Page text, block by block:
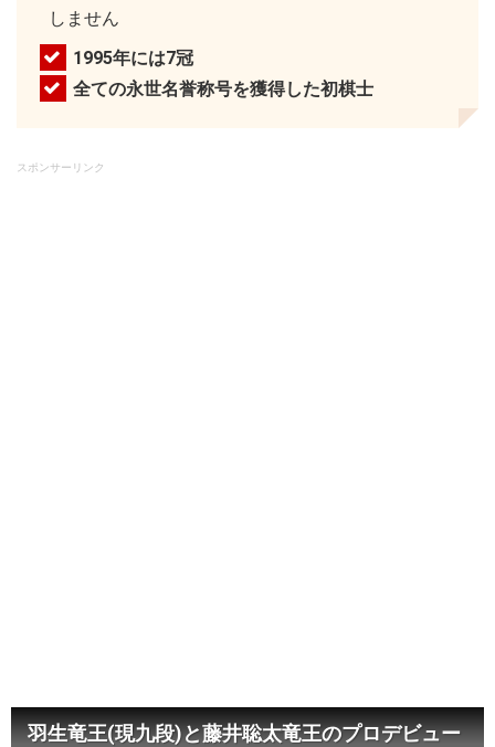
しません
1995年には7冠
全ての永世名誉称号を獲得した初棋士
スポンサーリンク
羽生竜王(現九段)と藤井聡太竜王のプロデビュー